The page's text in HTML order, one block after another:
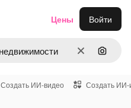
ОчиститьПоиск
Цены Войти
Создать ИИ-видео Создать ИИ-